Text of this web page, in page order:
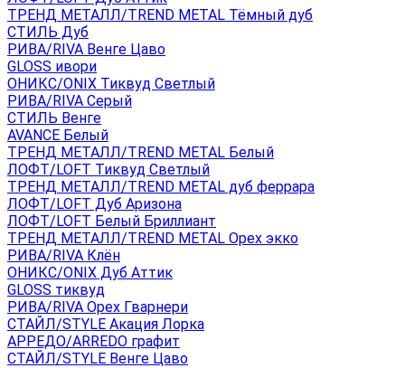
ТРЕНД МЕТАЛЛ/TREND METAL Тёмный дуб
СТИЛЬ Дуб
РИВА/RIVA Венге Цаво
GLOSS ивори
ОНИКС/ONIX Тиквуд Светлый
РИВА/RIVA Серый
СТИЛЬ Венге
AVANСE Белый
ТРЕНД МЕТАЛЛ/TREND METAL Белый
ЛОФТ/LOFT Тиквуд Светлый
ТРЕНД МЕТАЛЛ/TREND METAL дуб феррара
ЛОФТ/LOFT Дуб Аризона
ЛОФТ/LOFT Белый Бриллиант
ТРЕНД МЕТАЛЛ/TREND METAL Орех экко
РИВА/RIVA Клён
ОНИКС/ONIX Дуб Аттик
GLOSS тиквуд
РИВА/RIVA Орех Гварнери
СТАЙЛ/STYLE Акация Лорка
АРРЕДО/ARREDO графит
СТАЙЛ/STYLE Венге Цаво